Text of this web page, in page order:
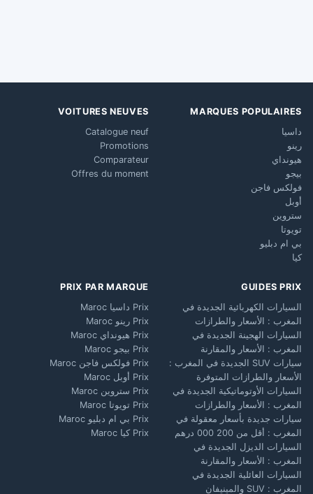
MARQUES POPULAIRES
داسيا
رينو
هيونداي
بيجو
فولكس فاجن
أوبل
ستروين
تويوتا
بي ام دبليو
كيا
VOITURES NEUVES
Catalogue neuf
Promotions
Comparateur
Offres du moment
GUIDES PRIX
السيارات الكهربائية الجديدة في
المغرب : الأسعار والطرازات
السيارات الهجينة الجديدة في
المغرب : الأسعار والمقارنة
سيارات SUV الجديدة في المغرب :
الأسعار والطرازات المتوفرة
السيارات الأوتوماتيكية الجديدة في
المغرب : الأسعار والطرازات
سيارات جديدة بأسعار معقولة في
المغرب : أقل من 200 000 درهم
السيارات الديزل الجديدة في
المغرب : الأسعار والمقارنة
السيارات العائلية الجديدة في
المغرب : SUV والمينيفان
PRIX PAR MARQUE
Prix داسيا Maroc
Prix رينو Maroc
Prix هيونداي Maroc
Prix بيجو Maroc
Prix فولكس فاجن Maroc
Prix أوبل Maroc
Prix ستروين Maroc
Prix تويوتا Maroc
Prix بي ام دبليو Maroc
Prix كيا Maroc